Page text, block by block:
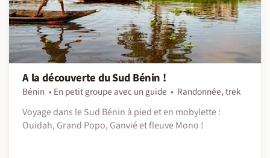
A la découverte du Sud Bénin !
Bénin En petit groupe avec un guide
Randonnée, trek
Voyage dans le Sud Bénin à pied et en mobylette :
Ouidah, Grand Popo, Ganvié et fleuve Mono !